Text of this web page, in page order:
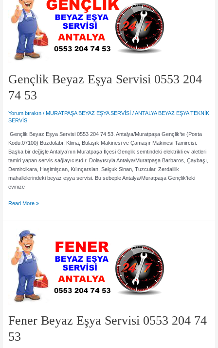
204
74
53
Gençlik Beyaz Eşya Servisi 0553 204
74 53
Yorum bırakın / MURATPAŞA BEYAZ EŞYA SERVİSİ /ANTALYA BEYAZ EŞYA TEKNİK
SERVİS
Gençlik Beyaz Eşya Servisi 0553 204 74 53. Antalya/Muratpaşa Gençlik’te (Posta
Kodu:07100) Buzdolabı, Klima, Bulaşık Makinesi ve Çamaşır Makinesi Tamircisi.
Başka bir değişle Antalya’nın Muratpaşa İlçesi Gençlik semtindeki elektrikli ev aletleri
tamiri yapan servis sağlayıcısıdır. Dolayısıyla Antalya/Muratpaşa Barbaros, Çaybaşı,
Demircikara, Haşimişcan, Kılınçarslan, Selçuk Sinan, Tuzcular, Zerdalilik
mahallelerindeki beyaz eşya servisi. Bu sebeple Antalya/Muratpaşa Gençlik’teki
evinize
Gençlik
Eşya
0553
204
74
53
Read More »
Fener Beyaz Eşya Servisi 0553 204 74
53